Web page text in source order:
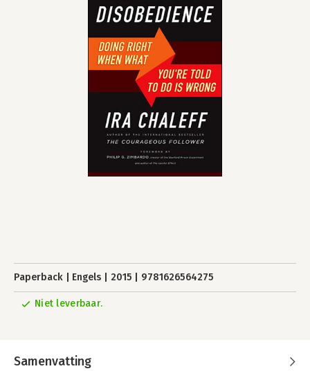
Paperback Engels 2015 9781626564275
Niet leverbaar.
Samenvatting